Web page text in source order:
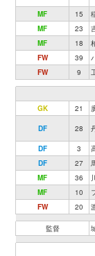
MF
15
MF
23
MF
18
FW
39
FW
9
GK
21
DF 28
DF
3
DF
27
MF
36
MF
10
FW
20
監督